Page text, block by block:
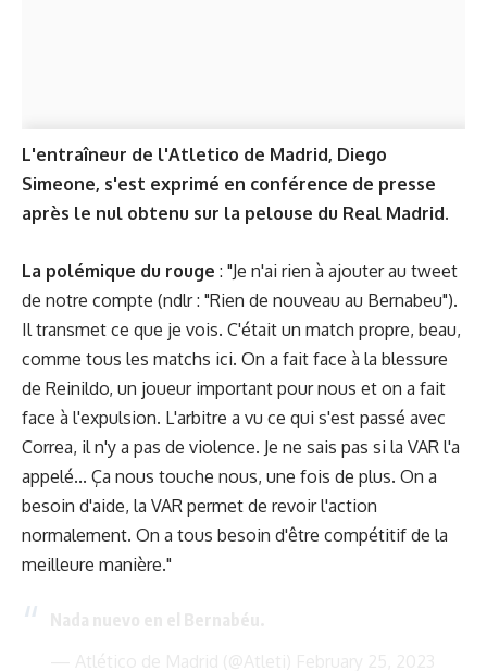
L'entraîneur de l'Atletico de Madrid, Diego
Simeone, s'est exprimé en conférence de presse
après le nul obtenu sur la pelouse du Real Madrid.
La polémique du rouge : "Je n'ai rien à ajouter au tweet
de notre compte (ndlr : "Rien de nouveau au Bernabeu").
Il transmet ce que je vois. C'était un match propre, beau,
comme tous les matchs ici. On a fait face à la blessure
de Reinildo, un joueur important pour nous et on a fait
face à l'expulsion. L'arbitre a vu ce qui s'est passé avec
Correa, il n'y a pas de violence. Je ne sais pas si la VAR l'a
appelé... Ça nous touche nous, une fois de plus. On a
besoin d'aide, la VAR permet de revoir l'action
normalement. On a tous besoin d'être compétitif de la
meilleure manière."